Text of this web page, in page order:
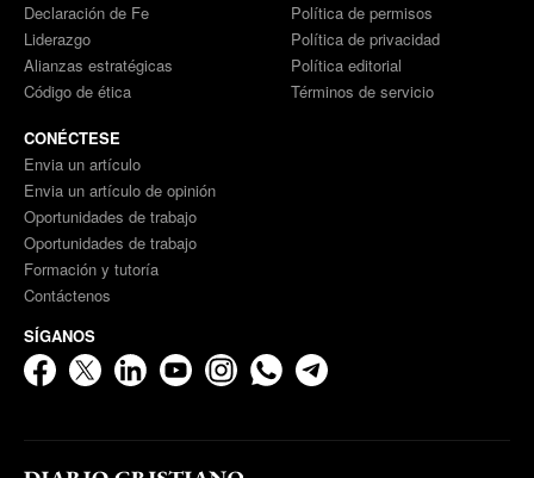
Declaración de Fe
Liderazgo
Alianzas estratégicas
Código de ética
Política de permisos
Política de privacidad
Política editorial
Términos de servicio
CONÉCTESE
Envia un artículo
Envia un artículo de opinión
Oportunidades de trabajo
Oportunidades de trabajo
Formación y tutoría
Contáctenos
SÍGANOS